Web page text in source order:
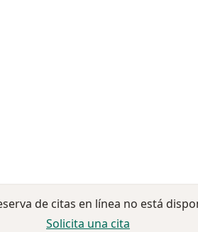
de citas en línea no está
Solicita una cita